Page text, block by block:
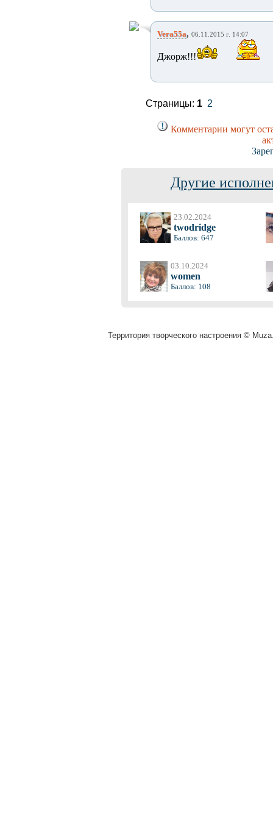
Vera55a, 06.11.2015 г. 14:07
Джорж!!!
Страницы: 1 2
Комментарии могут
Другие
23.02.2024
twodridge
Баллов: 647
03.10.2024
women
Баллов: 108
Территория творческого настроения ©